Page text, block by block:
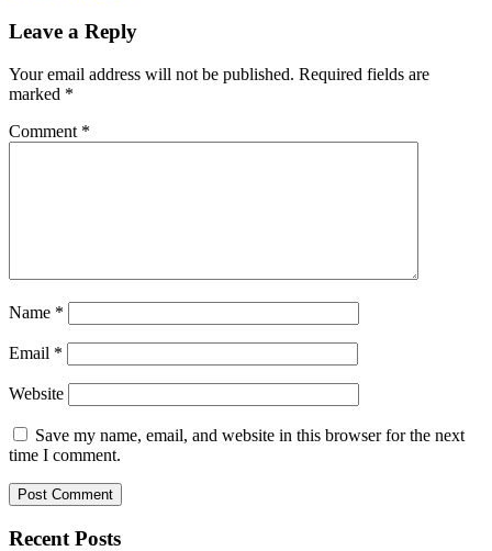
Leave a Reply
Your email address will not be published. Required fields are
marked *
Comment *
Name *
Email *
Website
Save my name, email, and website in this browser for the next
time I comment.
Recent Posts